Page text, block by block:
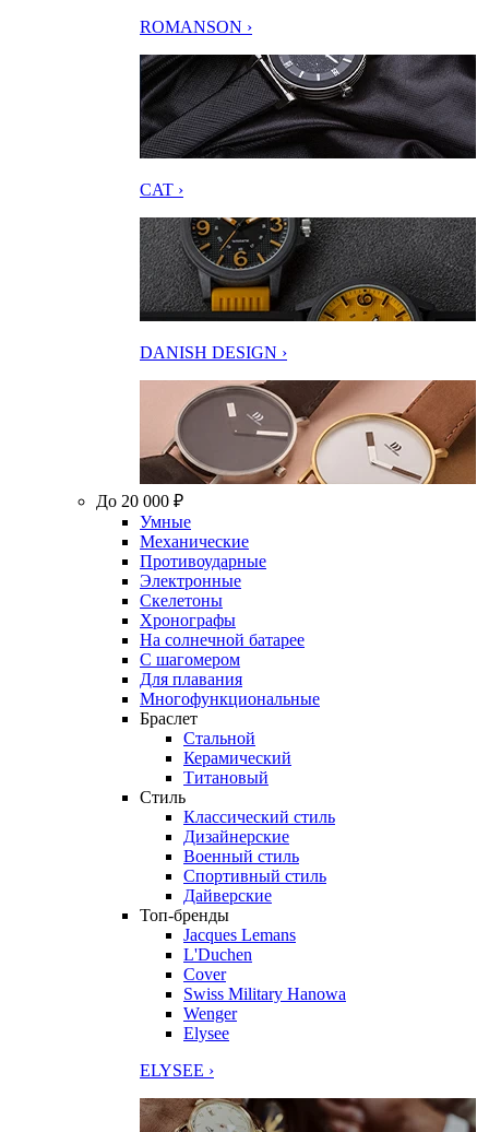
ROMANSON ›
CAT ›
DANISH DESIGN ›
До 20 000 ₽
Умные
Механические
Противоударные
Электронные
Скелетоны
Хронографы
На солнечной батарее
С шагомером
Для плавания
Многофункциональные
Браслет
Стальной
Керамический
Титановый
Стиль
Классический стиль
Дизайнерские
Военный стиль
Спортивный стиль
Дайверские
Топ-бренды
Jacques Lemans
L'Duchen
Cover
Swiss Military Hanowa
Wenger
Elysee
ELYSEE ›